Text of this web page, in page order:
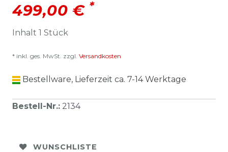
499,00 € *
Inhalt 1 Stück
* inkl. ges. MwSt. zzgl. Versandkosten
Bestellware, Lieferzeit ca. 7-14 Werktage
Bestell-Nr.: 2134
WUNSCHLISTE